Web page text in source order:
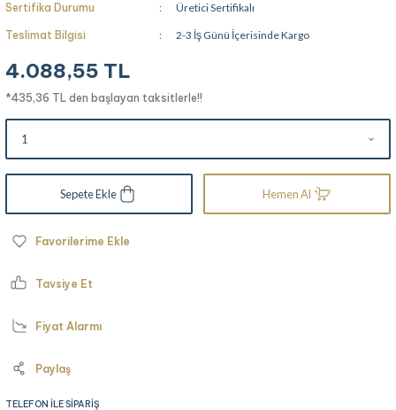
Sertifika Durumu Üretici Sertifikalı
Teslimat Bilgisi 2-3 İş Günü İçerisinde Kargo
4.088,55 TL
*435,36 TL den başlayan taksitlerle!!
Sepete Ekle Hemen Al
Tavsiye Et
Fiyat Alarmı
Paylaş
TELEFON İLE SİPARİŞ